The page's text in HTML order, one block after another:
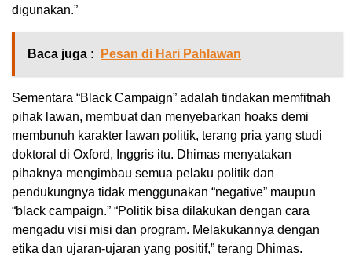
digunakan.”
Baca juga : Pesan di Hari Pahlawan
Sementara “Black Campaign” adalah tindakan memfitnah
pihak lawan, membuat dan menyebarkan hoaks demi
membunuh karakter lawan politik, terang pria yang studi
doktoral di Oxford, Inggris itu. Dhimas menyatakan
pihaknya mengimbau semua pelaku politik dan
pendukungnya tidak menggunakan “negative” maupun
“black campaign.” “Politik bisa dilakukan dengan cara
mengadu visi misi dan program. Melakukannya dengan
etika dan ujaran-ujaran yang positif,” terang Dhimas.